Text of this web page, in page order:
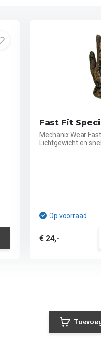
Fast Fit
Mechanix Wear
Lichtgewicht en
Op voorraad
€ 24,-